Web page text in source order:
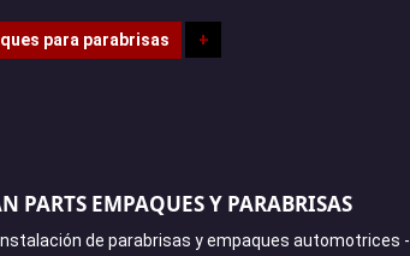
para parabrisas +
PARTS EMPAQUES Y PARABRISAS
de parabrisas y empaques automotrices -